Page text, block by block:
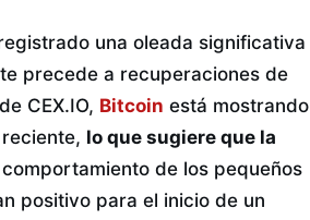
una oleada significativa
precede a recuperaciones de
CEX.IO, Bitcoin está mostrando
lo que sugiere que la
comportamiento de los pequeños
positivo para el inicio de un